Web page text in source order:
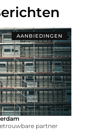
AANBIEDINGEN
partner